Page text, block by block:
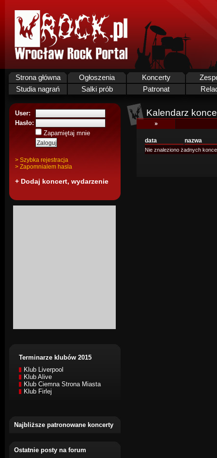
Strona główna Ogłoszenia Koncerty
Studia nagrań
Salki prób Patronat
User:
Hasło:
Zapamiętaj mnie
> Szybka rejestracja
> Zapomnialem hasla
+ Dodaj koncert, wydarzenie
Terminarze klubów 2015
Klub Liverpool
Klub Alive
Klub Ciemna Strona Miasta
Klub Firlej
Najbliższe patronowane koncerty
Ostatnie posty na forum
Kalendarz
»
data nazwa
Nie znaleziono żadnych